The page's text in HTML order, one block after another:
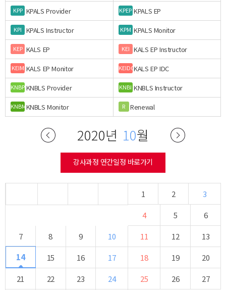
KPP KPALS Provider KPEP KPALS EP
KPI KPALS Instructor KPM KPALS Monitor
KEP KALS EP KEI KALS EP Instructor
KEIM KALS EP Monitor KEIDCKALS EP IDC
KNBPKNBLS Provider KNBI KNBLS Instructor
KNBMKNBLS Monitor R Renewal
2020년 10월
강사과정 연간일정 바로가기
1 2
3
4
5
6
7
8 9 10 11 12
13
14
15 16 17 18 19
20
21
22 23 24 25 26
27